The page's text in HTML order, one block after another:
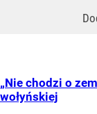
„Nie chodzi o
wołyńskiej